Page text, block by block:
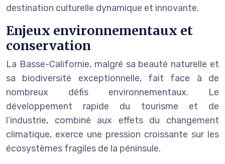
destination culturelle dynamique et innovante.
Enjeux environnementaux et
conservation
La Basse-Californie, malgré sa beauté naturelle et
sa biodiversité exceptionnelle, fait face à de
nombreux défis environnementaux. Le
développement rapide du tourisme et de
l’industrie, combiné aux effets du changement
climatique, exerce une pression croissante sur les
écosystèmes fragiles de la péninsule.